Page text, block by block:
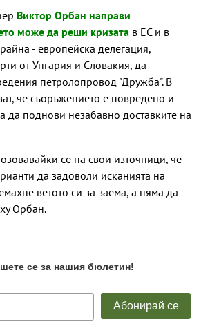
Виктор Орбан направи
може да реши кризата в ЕС и в
- европейска делегация,
от Унгария и Словакия, да
петролопровод "Дружба". В
че съоръжението е повредено и
да поднови незабавно доставките на
се на свои източници, че
да задоволи исканията на
ветото си за заема, а няма да
Орбан.